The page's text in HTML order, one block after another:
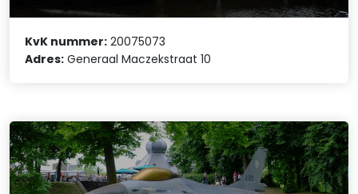
KvK nummer: 20075073
Adres: Generaal Maczekstraat 10